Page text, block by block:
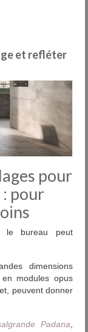
et refléter
pour
pour
le bureau peut
dimensions
modules opus
peuvent donner
Padana,